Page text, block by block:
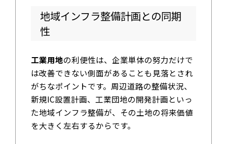
地域インフラ整備計画との同期
性
工業用地の利便性は、企業単体の努力だけで
は改善できない側面があることも見落とされ
がちなポイントです。周辺道路の整備状況、
新規IC設置計画、工業団地の開発計画といっ
た地域インフラ整備が、その土地の将来価値
を大きく左右するからです。